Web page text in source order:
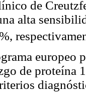
de
alta
europeo
de proteína